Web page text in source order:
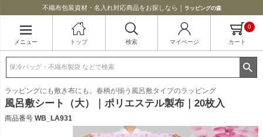
不織布包装資材・名入れ対応商品をお探しなら｜ ラッピングの森
メニュー トップ 検索 マイページ カート
0
ラッピングにも敷き布にも。春柄が揃う風呂敷タイプのラッピング
風呂敷シート（大）｜ポリエステル製布｜20枚入
商品番号 WB_LA931